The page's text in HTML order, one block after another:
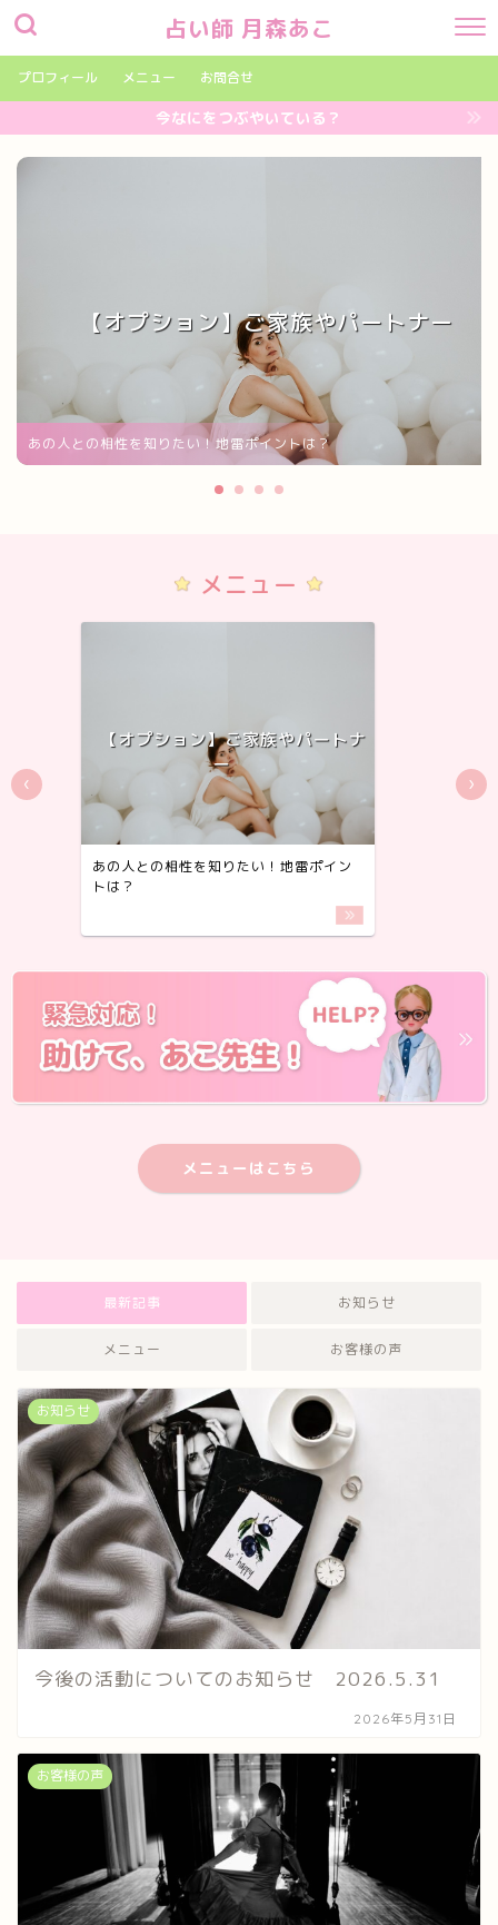
占い師 月森あこ
プロフィール メニュー お問合せ
今なにをつぶやいている？
【オプション】ご家族やパートナー
あの人との相性を知りたい！地雷ポイントは？
メニュー
【オプション】ご家族やパートナ
ー
あの人との相性を知りたい！地雷ポイン
トは？
‹ ›
メニューはこちら
最新記事 お知らせ
メニュー お客様の声
お知らせ
今後の活動についてのお知らせ 2026.5.31
2026年5月31日
お客様の声